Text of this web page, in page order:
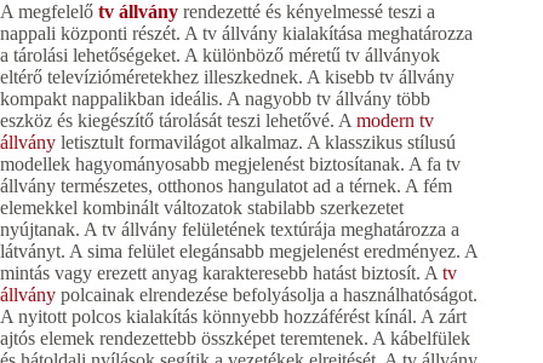
A megfelelő tv állvány rendezetté és kényelmessé teszi a
nappali központi részét. A tv állvány kialakítása meghatározza
a tárolási lehetőségeket. A különböző méretű tv állványok
eltérő televízióméretekhez illeszkednek. A kisebb tv állvány
kompakt nappalikban ideális. A nagyobb tv állvány több
eszköz és kiegészítő tárolását teszi lehetővé. Amodern tv
állvány letisztult formavilágot alkalmaz. A klasszikus stílusú
modellek hagyományosabb megjelenést biztosítanak. A fa tv
állvány természetes, otthonos hangulatot ad a térnek. A fém
elemekkel kombinált változatok stabilabb szerkezetet
nyújtanak. A tv állvány felületének textúrája meghatározza a
látványt. A sima felület elegánsabb megjelenést eredményez. A
mintás vagy erezett anyag karakteresebb hatást biztosít. Atv
állvány polcainak elrendezése befolyásolja a használhatóságot.
A nyitott polcos kialakítás könnyebb hozzáférést kínál. A zárt
ajtós elemek rendezettebb összképet teremtenek. A kábelfülek